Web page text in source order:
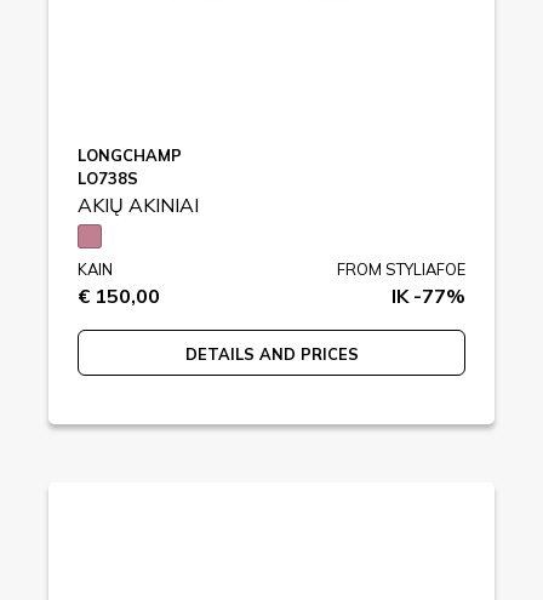
LONGCHAMP
LO738S
AKIŲ AKINIAI
KAIN
€ 150,00
FROM STYLIAFOE
IK -77%
DETAILS AND PRICES